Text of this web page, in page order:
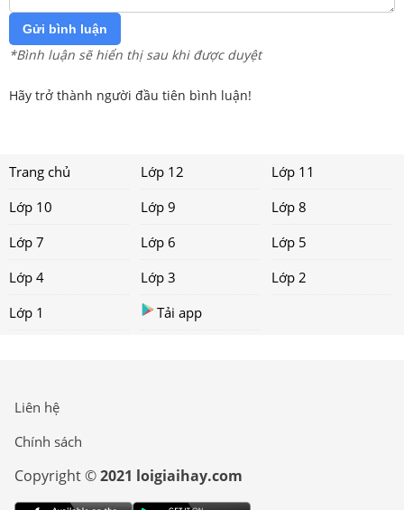
Gửi bình luận
*Bình luận sẽ hiển thị sau khi được duyệt
Hãy trở thành người đầu tiên bình luận!
Trang chủ Lớp 12
Lớp 11
Lớp 10
Lớp 9
Lớp 8
Lớp 7
Lớp 6
Lớp 5
Lớp 4
Lớp 3
Lớp 2
Lớp 1
Tải app
Liên hệ
Chính sách
Copyright ©2021 loigiaihay.com